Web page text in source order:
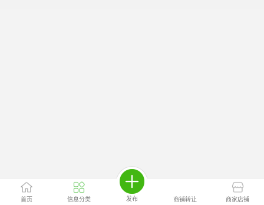
首页 信息分类 发布 商铺转让 商家店铺